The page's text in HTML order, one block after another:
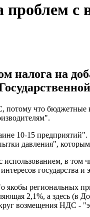
проблем
налога на
что
10-15
давления", которым
в том
государства и
региональных
2,1%, а здесь (в
возмещения НДС -